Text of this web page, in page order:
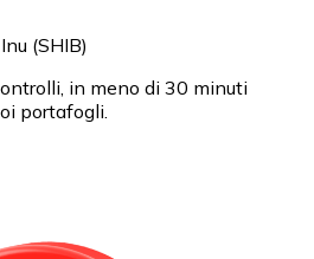
(SHIB)
in meno di 30 minuti
portafogli.